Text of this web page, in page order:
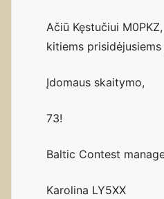
Ačiū Kęstučiui
kitiems
Įdomaus skaitymo,
73!
Baltic Contest
Karolina LY5XX